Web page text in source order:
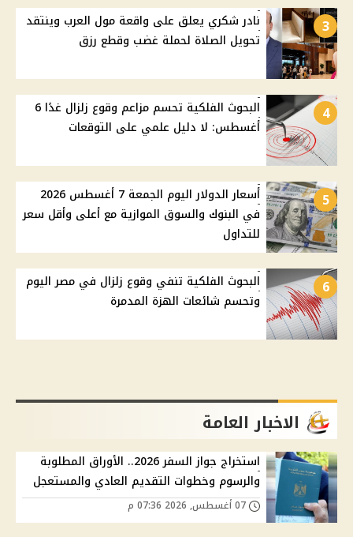
3
نادر شكري يعلق على واقعة مول العرب وينتقد
تحويل الصلاة لحملة غضب وقطع رزق
4
البحوث الفلكية تحسم مزاعم وقوع زلزال غدًا 6
أغسطس: لا دليل علمي على التوقعات
5
أسعار الدولار اليوم الجمعة 7 أغسطس 2026
في البنوك والسوق الموازية مع أعلى وأقل سعر
للتداول
6
البحوث الفلكية تنفي وقوع زلزال في مصر اليوم
وتحسم شائعات الهزة المدمرة
الاخبار العامة
استخراج جواز السفر 2026.. الأوراق المطلوبة
والرسوم وخطوات التقديم العادي والمستعجل